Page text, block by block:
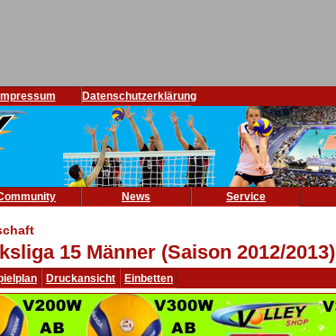
Impressum Datenschutzerklärung
News
Service
15 Männer (Saison 2012/2013)
Druckansicht Einbetten